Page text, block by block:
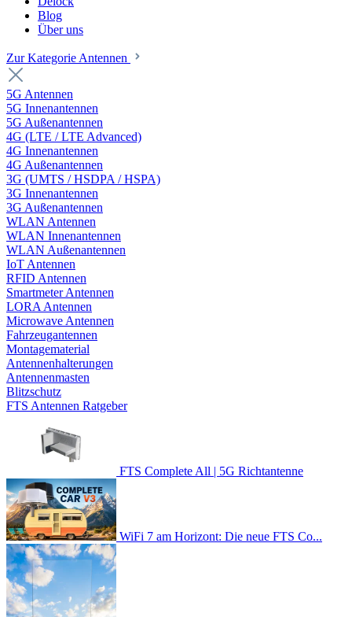
Blog
Über uns
Zur Kategorie Antennen
5G Antennen
5G Innenantennen
5G Außenantennen
4G (LTE / LTE Advanced)
4G Innenantennen
4G Außenantennen
3G (UMTS / HSDPA / HSPA)
3G Innenantennen
3G Außenantennen
WLAN Antennen
WLAN Innenantennen
WLAN Außenantennen
IoT Antennen
RFID Antennen
Smartmeter Antennen
LORA Antennen
Microwave Antennen
Fahrzeugantennen
Montagematerial
Antennenhalterungen
Antennenmasten
Blitzschutz
FTS Antennen Ratgeber
FTS Complete All | 5G Richtantenne
WiFi 7 am Horizont: Die neue FTS Co...